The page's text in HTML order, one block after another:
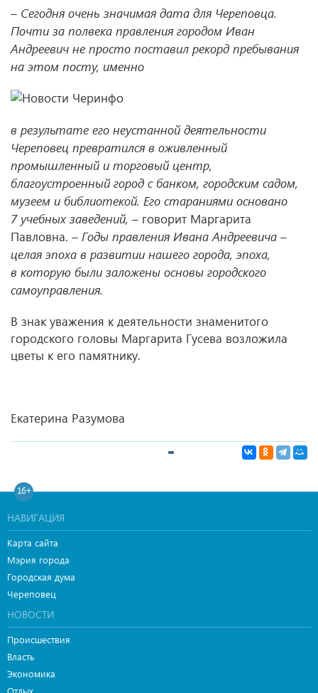
– Сегодня очень значимая дата для Череповца.
Почти за полвека правления городом Иван
Андреевич не просто поставил рекорд пребывания
на этом посту, именно
в результате его неустанной деятельности
Череповец превратился в оживленный
промышленный и торговый центр,
благоустроенный город с банком, городским садом,
музеем и библиотекой. Его стараниями основано
7 учебных заведений, – говорит Маргарита
Павловна. – Годы правления Ивана Андреевича –
целая эпоха в развитии нашего города, эпоха,
в которую были заложены основы городского
самоуправления.
В знак уважения к деятельности знаменитого
городского головы Маргарита Гусева возложила
цветы к его памятнику.
Екатерина Разумова
16+
НАВИГАЦИЯ
Карта сайта
Мэрия города
Городская дума
Череповец
НОВОСТИ
Происшествия
Власть
Экономика
Отдых